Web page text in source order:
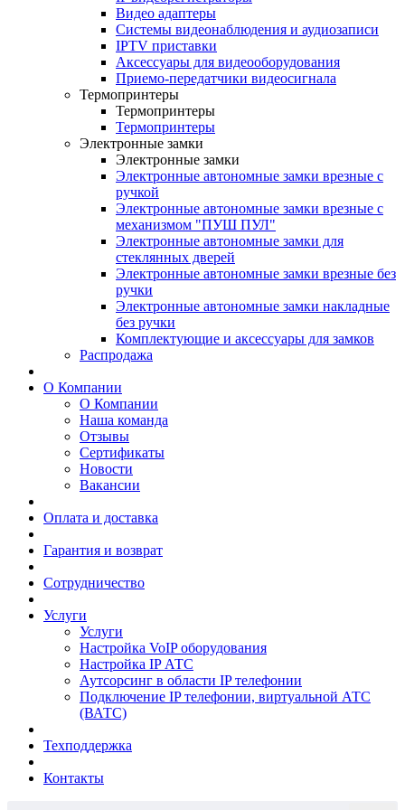
Видео адаптеры
Системы видеонаблюдения и аудиозаписи
IPTV приставки
Аксессуары для видеооборудования
Приемо-передатчики видеосигнала
Термопринтеры
Термопринтеры
Термопринтеры
Электронные замки
Электронные замки
Электронные автономные замки врезные с
ручкой
Электронные автономные замки врезные с
механизмом "ПУШ ПУЛ"
Электронные автономные замки для
стеклянных дверей
Электронные автономные замки врезные без
ручки
Электронные автономные замки накладные
без ручки
Комплектующие и аксессуары для замков
Распродажа
О Компании
О Компании
Наша команда
Отзывы
Сертификаты
Новости
Вакансии
Оплата и доставка
Гарантия и возврат
Сотрудничество
Услуги
Услуги
Настройка VoIP оборудования
Настройка IP АТС
Аутсорсинг в области IP телефонии
Подключение IP телефонии, виртуальной АТС
(ВАТС)
Техподдержка
Контакты